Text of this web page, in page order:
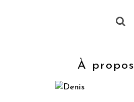
À propos